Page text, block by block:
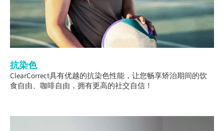
抗染色
ClearCorrect具有优越的抗染色性能，让您畅享矫治期间的饮
食自由、咖啡自由，拥有更高的社交自信！